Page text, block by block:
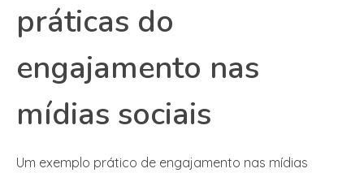
práticas do
engajamento nas
mídias sociais
Um exemplo prático de engajamento nas mídias